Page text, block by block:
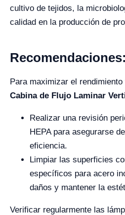
cultivo de tejidos, la
calidad en la producción de
Recomendaciones:
Para maximizar el
Cabina de Flujo Laminar
Realizar una revisión
HEPA para asegurarse
eficiencia.
Limpiar las superficies
específicos para acero
daños y mantener la
Verificar regularmente las